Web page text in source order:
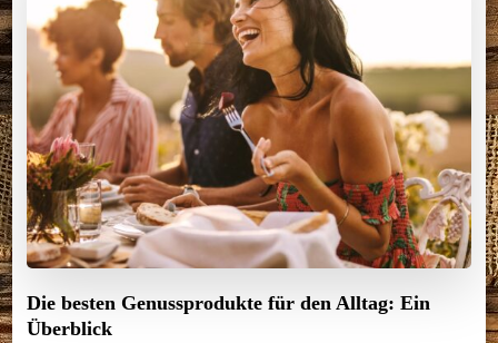
Die besten Genussprodukte für den Alltag: Ein
Überblick